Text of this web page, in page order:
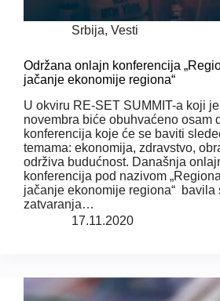
Srbija, Vesti
Održana onlajn konferencija
jačanje ekonomije regiona“
U okviru RE-SET SUMMIT-a koji
novembra biće obuhvaćeno osam
konferencija koje će se baviti
temama: ekonomija, zdravstvo,
održiva budućnost. Današnja
konferencija pod nazivom
jačanje ekonomije regiona“ bavila
zatvaranja…
17.11.2020